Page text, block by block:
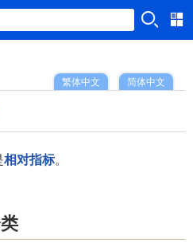
简体中文
繁体中文
相对指标。